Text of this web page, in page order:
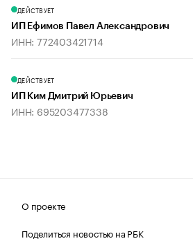
ДЕЙСТВУЕТ
ИП Ефимов Павел Александрович
ИНН: 772403421714
ДЕЙСТВУЕТ
ИП Ким Дмитрий Юрьевич
ИНН: 695203477338
О проекте
Поделиться новостью на РБК